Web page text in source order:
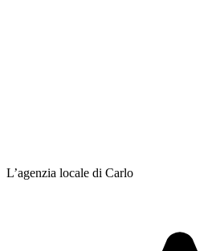
L’agenzia locale di Carlo